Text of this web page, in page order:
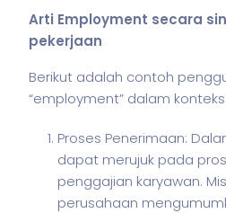
Arti Employment secara
pekerjaan
Berikut adalah contoh
“employment” dalam konteks
Proses Penerimaan:
dapat merujuk pada
penggajian karyawan.
perusahaan